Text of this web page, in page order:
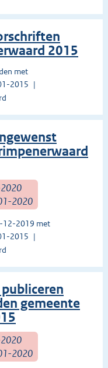
2015
met
2015
2020
12-2019 met
2015
gemeente
2020